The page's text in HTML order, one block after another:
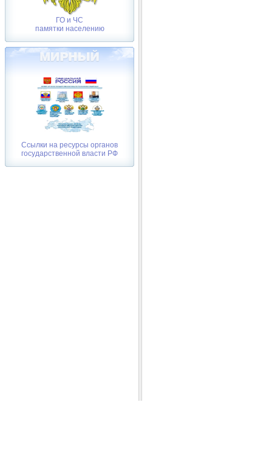
ГО и ЧС
памятки населению
Ссылки на ресурсы органов
государственной власти РФ